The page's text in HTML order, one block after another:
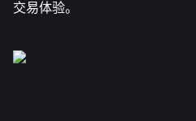
交易体验。